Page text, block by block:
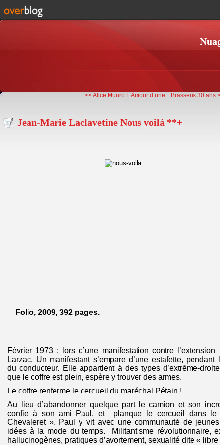
<< Alice Munro L’Amour d’une... Brassens 30 ans
Jean-Marie Laclavetine Nous voilà **+
Folio, 2009, 392 pages.
Février 1973 : lors d’une manifestation contre
Larzac. Un manifestant s’empare d’une estafette, pendant
du conducteur. Elle appartient à des types d’extrême-
que le coffre est plein, espère y trouver des armes.
Le coffre renferme le cercueil du maréchal Pétain !
Au lieu d’abandonner quelque part le camion et son
confie à son ami Paul, et planque le cercueil dans
Chevaleret ». Paul y vit avec une communauté de
idées à la mode du temps. Militantisme révolutionnaire,
hallucinogènes, pratiques d’avortement, sexualité dite « libre